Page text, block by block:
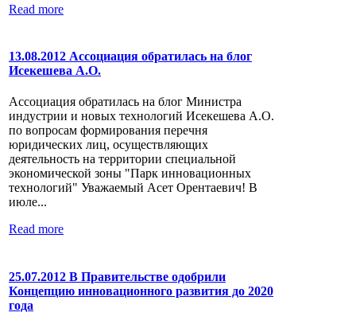
Read more
13.08.2012 Ассоциация обратилась на блог
Исекешева А.О.
Ассоциация обратилась на блог Министра
индустрии и новых технологий Исекешева А.О.
по вопросам формирования перечня
юридических лиц, осуществляющих
деятельность на территории специальной
экономической зоны "Парк инновационных
технологий" Уважаемый Асет Орентаевич! В
июле...
Read more
25.07.2012 В Правительстве одобрили
Концепцию инновационного развития до 2020
года